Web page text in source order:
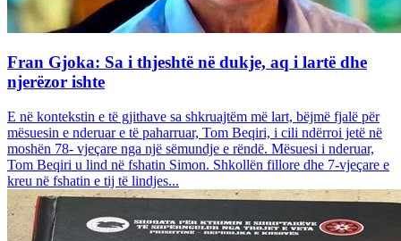
Fran Gjoka: Sa i thjeshtë në dukje, aq i lartë dhe
njerëzor ishte
E në kontekstin e të gjithave sa shkruajtëm më lart, bëjmë fjalë për
mësuesin e nderuar e të paharruar, Tom Beqiri, i cili ndërroi jetë në
moshën 78- vjeçare nga një sëmundje e rëndë. Mësuesi i nderuar,
Tom Beqiri u lind në fshatin Simon. Shkollën fillore dhe 7-vjeçare e
kreu në fshatin e tij të lindjes...